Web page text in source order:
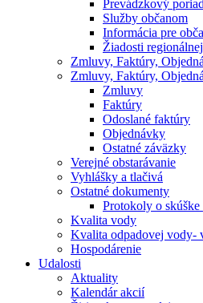
Prevádzkový
Služby občanom
Informácia pre
Žiadosti
Zmluvy, Faktúry,
Zmluvy, Faktúry,
Zmluvy
Faktúry
Odoslané faktúry
Objednávky
Ostatné záväzky
Verejné obstarávanie
Vyhlášky a tlačivá
Ostatné dokumenty
Protokoly o
Kvalita vody
Kvalita odpadovej vody-
Hospodárenie
Udalosti
Aktuality
Kalendár akcií